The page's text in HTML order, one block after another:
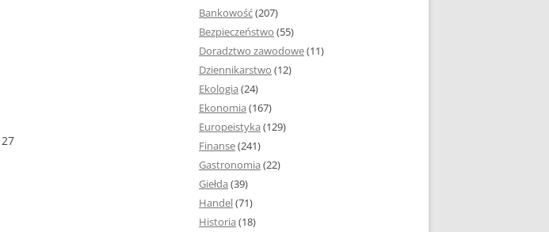
ZAWARTOŚĆ I ROZMIAR PRACY
DYPLOMOWEJ
ESTETYKA PRACY DYPLOMOWEJ –
WYRÓŻNIENIA, NUMEROWANIE
CZCIONKA, MARGINESY I
WIELKOŚĆ STRON
STRUKTURA AKAPITU W PRACY
DYPLOMOWEJ
Bankowość(207)
Bezpieczeństwo (55)
Doradztwo zawodowe(11)
Dziennikarstwo (12)
Ekologia (24)
Ekonomia (167)
Europeistyka (129)
Finanse(241)
Gastronomia (22)
Giełda (39)
Handel(71)
Historia (18)